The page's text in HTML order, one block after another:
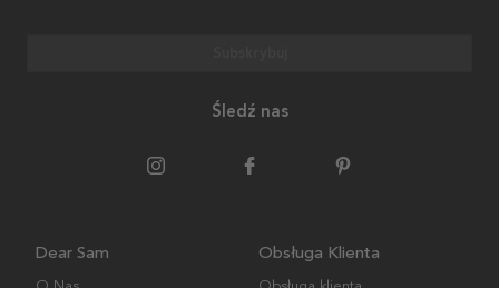
Śledź nas
Dear Sam Obsługa Klienta